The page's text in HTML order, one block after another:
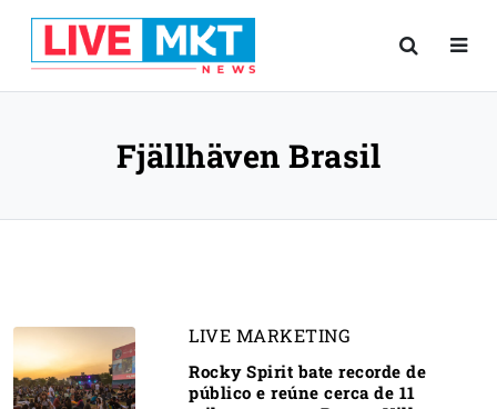
Fjällhäven Brasil
LIVE MARKETING
Rocky Spirit bate recorde de
público e reúne cerca de 11